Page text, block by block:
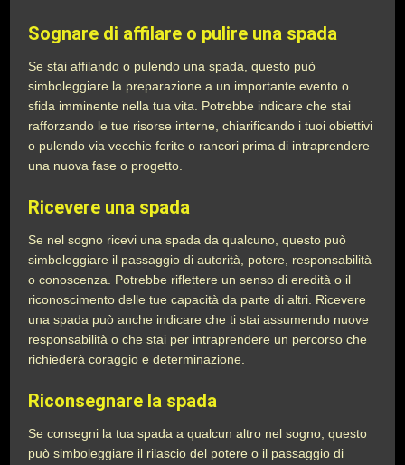
Sognare di affilare o pulire una spada
Se stai affilando o pulendo una spada, questo può
simboleggiare la preparazione a un importante evento o
sfida imminente nella tua vita. Potrebbe indicare che stai
rafforzando le tue risorse interne, chiarificando i tuoi obiettivi
o pulendo via vecchie ferite o rancori prima di intraprendere
una nuova fase o progetto.
Ricevere una spada
Se nel sogno ricevi una spada da qualcuno, questo può
simboleggiare il passaggio di autorità, potere, responsabilità
o conoscenza. Potrebbe riflettere un senso di eredità o il
riconoscimento delle tue capacità da parte di altri. Ricevere
una spada può anche indicare che ti stai assumendo nuove
responsabilità o che stai per intraprendere un percorso che
richiederà coraggio e determinazione.
Riconsegnare la spada
Se consegni la tua spada a qualcun altro nel sogno, questo
può simboleggiare il rilascio del potere o il passaggio di